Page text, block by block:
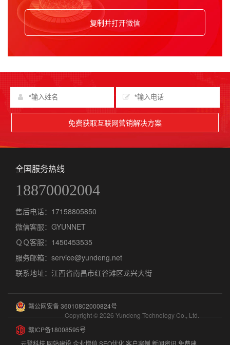
复制并打开微信
免费获取互联网营销解决方案
全国服务热线
18870002004
售后电话： 17158805850
微信客服： GYUNNET
ＱＱ客服：1450453535
服务邮箱：service@yundeng.net
联系地址：江西省南昌市红谷滩区龙兴大街
赣公网安备 36010802000824号
Copyright © 2026 Yundeng Technology Co., Ltd.
赣ICP备18008595号
云登科技 网站建设企业增值 SEO优化客户案例 新闻资讯 免费建